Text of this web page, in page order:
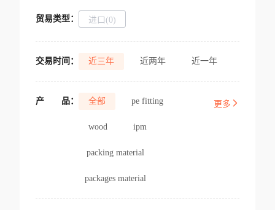
贸易类型： 进口(0)
交易时间： 近三年 近两年 近一年
产 品： 全部 pe fitting
wood ipm
packing material
packages material
更多